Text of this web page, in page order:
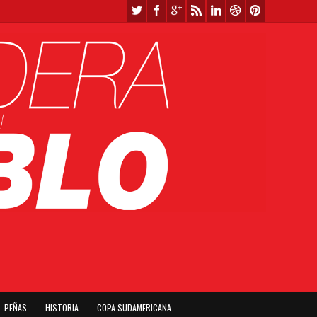
PEÑAS HISTORIA COPA SUDAMERICANA